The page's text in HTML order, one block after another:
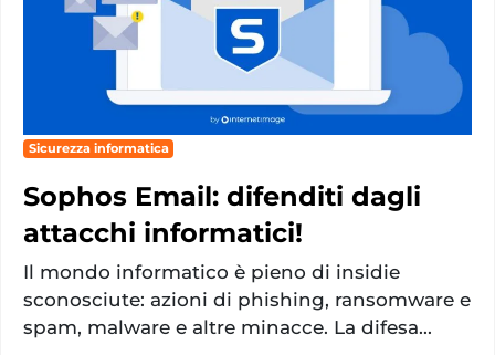
Sicurezza informatica
Sophos Email: difenditi dagli
attacchi informatici!
Il mondo informatico è pieno di insidie
sconosciute: azioni di phishing, ransomware e
spam, malware e altre minacce. La difesa...